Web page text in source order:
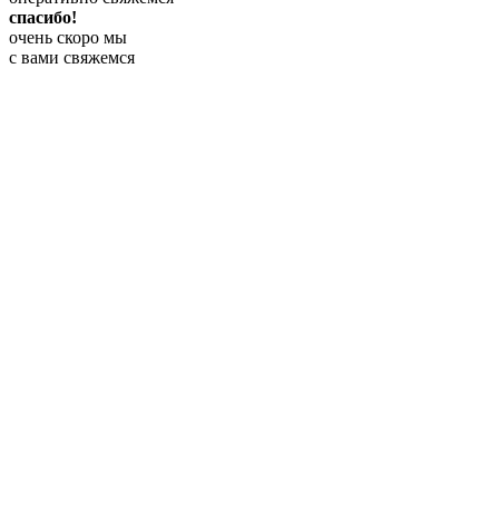
спасибо!
очень скоро мы
с вами свяжемся